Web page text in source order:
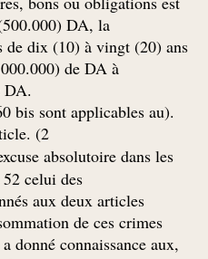
DA, la
de dix (10) à vingt (20) ans
de DA à
.deux millions (2.000.000) de DA
bis sont applicables au
(2
absolutoire dans les
celui des
aux deux articles
de ces crimes
donné connaissance aux